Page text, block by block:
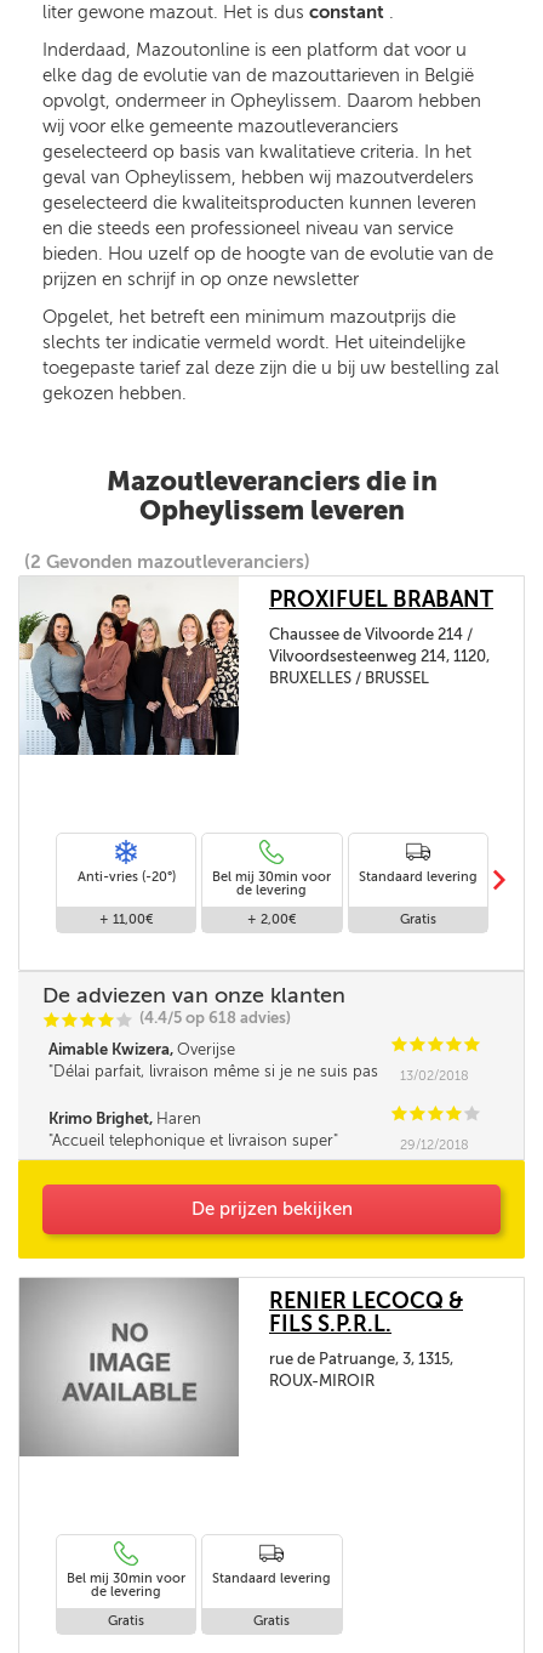
liter gewone mazout. Het is dus constant .
Inderdaad, Mazoutonline is een platform dat voor u
elke dag de evolutie van de mazouttarieven in België
opvolgt, ondermeer in Opheylissem. Daarom hebben
wij voor elke gemeente mazoutleveranciers
geselecteerd op basis van kwalitatieve criteria. In het
geval van Opheylissem, hebben wij mazoutverdelers
geselecteerd die kwaliteitsproducten kunnen leveren
en die steeds een professioneel niveau van service
bieden. Hou uzelf op de hoogte van de evolutie van de
prijzen en schrijf in op onze newsletter
Opgelet, het betreft een minimum mazoutprijs die
slechts ter indicatie vermeld wordt. Het uiteindelijke
toegepaste tarief zal deze zijn die u bij uw bestelling zal
gekozen hebben.
Mazoutleveranciers die in
Opheylissem leveren
(2 Gevonden mazoutleveranciers)
PROXIFUEL BRABANT
Chaussee de Vilvoorde 214 /
Vilvoordsesteenweg 214, 1120,
BRUXELLES / BRUSSEL
Anti-vries (-20°)
+ 11,00€
Bel mij 30min voor
de levering
+ 2,00€
Standaard levering
Gratis
m
De adviezen van onze klanten
CCCC C (4.4/5 op 618 advies)
Aimable Kwizera, Overijse CCCCC
Délai parfait, livraison même si je ne suis pas
13/02/2018
Krimo Brighet, Haren CCCC C
Accueil telephonique et livraison super
29/12/2018
De prijzen bekijken
RENIER LECOCQ &
FILS S.P.R.L.
rue de Patruange, 3, 1315,
ROUX-MIROIR
Bel mij 30min voor
de levering
Gratis
Standaard levering
Gratis